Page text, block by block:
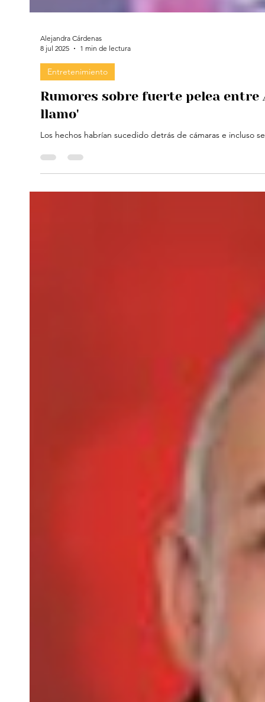
Alejandra Cárdenas
8 jul 2025
1 min de lectura
Entretenimiento
llamo'
Los hechos habrían sucedido detrás de cámaras e incluso